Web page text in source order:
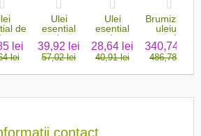
de
lei
lei
Ulei
esential
de
ghimbir
bio
39,92 lei
57,02 lei
Ulei
esential
de
chimen
bio
28,64 lei
40,91 lei
Brumizator
uleiuri
esentiale
340,74 lei
486,78 lei
contact